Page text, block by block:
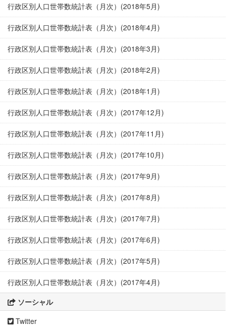
行政区別人口世帯数統計表（月次）(2018年5月)
行政区別人口世帯数統計表（月次）(2018年4月)
行政区別人口世帯数統計表（月次）(2018年3月)
行政区別人口世帯数統計表（月次）(2018年2月)
行政区別人口世帯数統計表（月次）(2018年1月)
行政区別人口世帯数統計表（月次）(2017年12月)
行政区別人口世帯数統計表（月次）(2017年11月)
行政区別人口世帯数統計表（月次）(2017年10月)
行政区別人口世帯数統計表（月次）(2017年9月)
行政区別人口世帯数統計表（月次）(2017年8月)
行政区別人口世帯数統計表（月次）(2017年7月)
行政区別人口世帯数統計表（月次）(2017年6月)
行政区別人口世帯数統計表（月次）(2017年5月)
行政区別人口世帯数統計表（月次）(2017年4月)
ソーシャル
Twitter